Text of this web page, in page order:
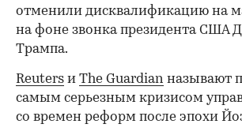
отменили дисквалификацию на
на фоне звонка президента США
Трампа.
Reuters и The Guardian называют
самым серьезным кризисом
со времен реформ после эпохи